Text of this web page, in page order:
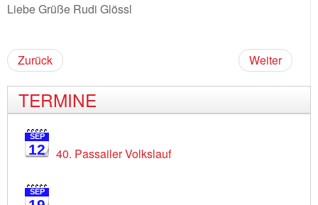
Liebe Grüße Rudi Glössl
Zurück Weiter
TERMINE
SEP
12 40. Passailer Volkslauf
SEP